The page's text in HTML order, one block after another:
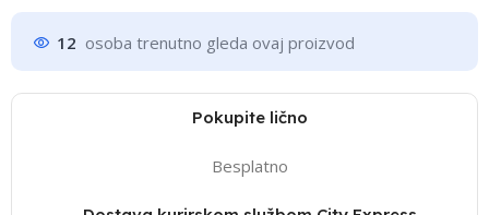
12 osoba trenutno gleda ovaj proizvod
Pokupite lično
Besplatno